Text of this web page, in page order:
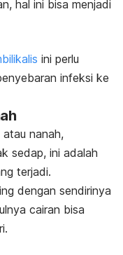
hal ini bisa menjadi
ini perlu
infeksi ke
nanah,
sedap, ini adalah
terjadi.
dengan sendirinya
cairan bisa